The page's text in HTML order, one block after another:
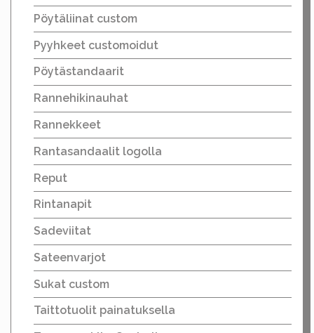
Pöytäliinat custom
Pyyhkeet customoidut
Pöytästandaarit
Rannehikinauhat
Rannekkeet
Rantasandaalit logolla
Reput
Rintanapit
Sadeviitat
Sateenvarjot
Sukat custom
Taittotuolit painatuksella